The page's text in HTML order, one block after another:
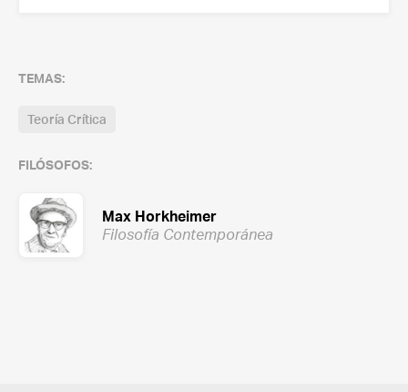
TEMAS:
Teoría Crítica
FILÓSOFOS:
Max Horkheimer
Filosofía Contemporánea